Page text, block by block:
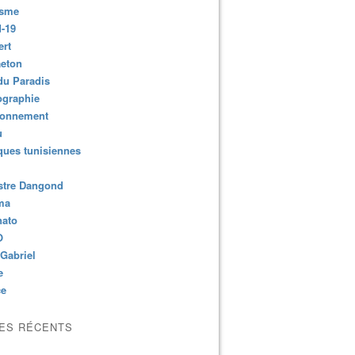
destinations dites touristiques des pays qui usent du
19
Paradis
tunisiennes
Dangond
RÉCENTS